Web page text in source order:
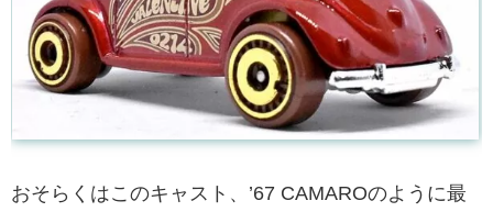
おそらくはこのキャスト、’67 CAMAROのように最